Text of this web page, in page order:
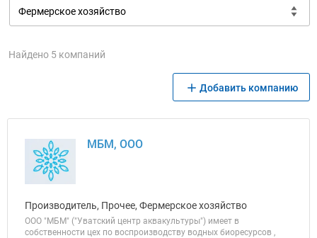
Найдено 5 компаний
Добавить компанию
МБМ, ООО
Производитель, Прочее, Фермерское хозяйство
ООО "МБМ" ("Уватский центр аквакультуры") имеет в
собственности цех по воспроизводству водных биоресурсов ,